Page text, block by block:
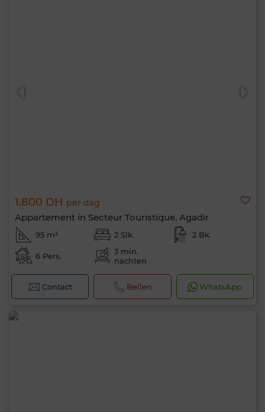
1.800 DH per dag
Appartement in Secteur Touristique, Agadir
95 m² 2 Slk. 2 Bk.
6 Pers.
3 min.
nachten
Contact Bellen WhatsApp